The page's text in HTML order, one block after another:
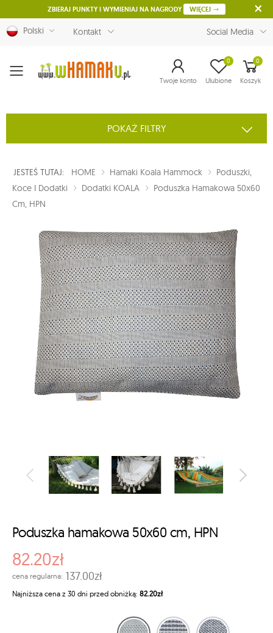
ZBIERAJ PUNKTY I WYMIENIAJ NA NAGRODY WIĘCEJ
Polski Kontakt Social Media
Menu Twoje konto Ulubione
0 0
Koszyk
POKAŻ FILTRY
JESTEŚ TUTAJ: HOME Hamaki Koala Hammock
Poduszki,
Koce I Dodatki
Dodatki KOALA
Poduszka Hamakowa 50x60
Cm, HPN
Poduszka hamakowa 50x60 cm, HPN
82.20zł
cena regularna: 137.00zł
Najniższa cena z 30 dni przed obniżką: 82.20zł